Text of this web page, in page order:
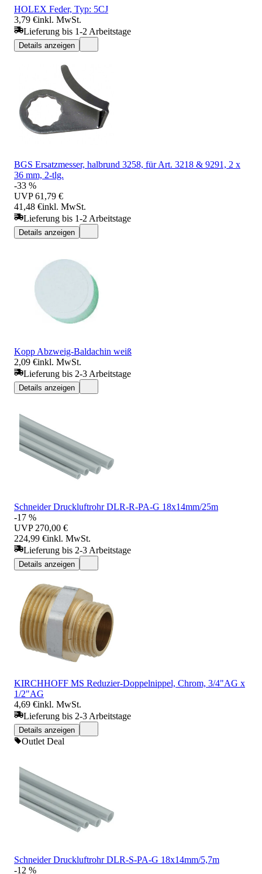
HOLEX Feder, Typ: 5CJ
3,79 €inkl. MwSt.
Lieferung bis 1-2 Arbeitstage
Details anzeigen
BGS Ersatzmesser, halbrund 3258, für Art. 3218 & 9291, 2 x
36 mm, 2-tlg.
-33 %
UVP 61,79 €
41,48 €inkl. MwSt.
Lieferung bis 1-2 Arbeitstage
Details anzeigen
Kopp Abzweig-Baldachin weiß
2,09 €inkl. MwSt.
Lieferung bis 2-3 Arbeitstage
Details anzeigen
Schneider Druckluftrohr DLR-R-PA-G 18x14mm/25m
-17 %
UVP 270,00 €
224,99 €inkl. MwSt.
Lieferung bis 2-3 Arbeitstage
Details anzeigen
KIRCHHOFF MS Reduzier-Doppelnippel, Chrom, 3/4"AG x
1/2"AG
4,69 €inkl. MwSt.
Lieferung bis 2-3 Arbeitstage
Details anzeigen
Outlet Deal
Schneider Druckluftrohr DLR-S-PA-G 18x14mm/5,7m
-12 %